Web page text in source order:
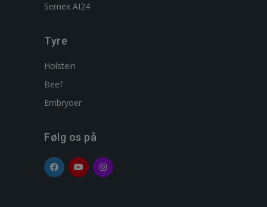
Semex AI24
Tyre
Holstein
Beef
Embryoer
Følg os på